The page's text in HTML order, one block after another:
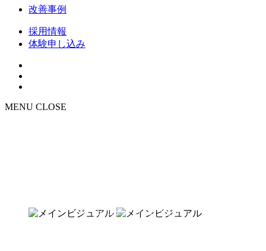
改善事例
採用情報
体験申し込み
MENU CLOSE
NEWS